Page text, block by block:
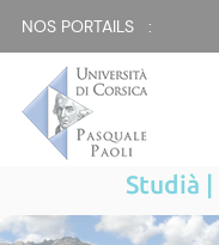
NOS PORTAILS :
Studià |